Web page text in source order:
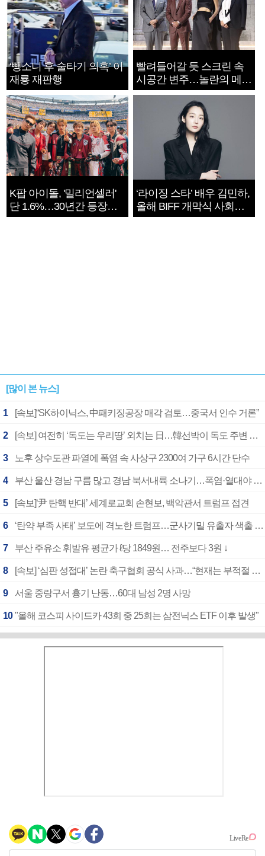
‘뺑소니 후 술타기 의혹’ 이
재룡 재판행
빨려들어갈 듯 스크린 속
시공간 변주…놀란의 메시
지는 ‘전쟁 속죄’
K팝 아이돌, '밀리언셀러'
단 1.6%…30년간 등장
1182개팀 전수조사
‘라이징 스타’ 배우 김민하,
올해 BIFF 개막식 사회자
확정
[많이 본 뉴스]
1 [속보]“SK하이닉스, 中패키징공장 매각 검토…중국서 인수 거론”
2 [속보] 여전히 ‘독도는 우리땅’ 외치는 日…韓선박이 독도 주변 해양조사 활동하자 반발
3 노후 상수도관 파열에 폭염 속 사상구 2300여 가구 6시간 단수
4 부산 울산 경남 구름 많고 경남 북서내륙 소나기…폭염·열대야 계속
5 [속보]‘尹 탄핵 반대’ 세계로교회 손현보, 백악관서 트럼프 접견
6 ‘탄약 부족 사태’ 보도에 격노한 트럼프…군사기밀 유출자 색출 지시
7 부산 주유소 휘발유 평균가 ℓ당 1849원… 전주보다 3원 ↓
8 [속보] ‘심판 성접대’ 논란 축구협회 공식 사과…“현재는 부적절 행위 없어”
9 서울 중랑구서 흉기 난동…60대 남성 2명 사망
10 "올해 코스피 사이드카 43회 중 25회는 삼전닉스 ETF 이후 발생"